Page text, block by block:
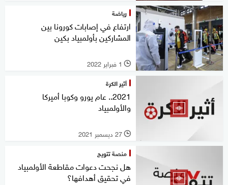
رياضة
ارتفاع في إصابات كورونا بين
المشاركين بأولمبياد بكين
l 1 فبراير 2022
أثير الكرة
2021.. عام يورو وكوبا أميركا
والأولمبياد
l 27 ديسمبر 2021
منصة تتويج
هل نجحت دعوات مقاطعة الأولمبياد
في تحقيق أهدافها؟